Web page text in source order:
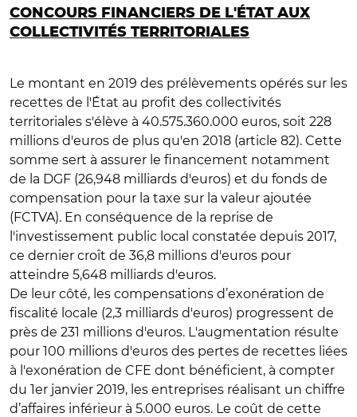
CONCOURS FINANCIERS DE L'ÉTAT AUX
COLLECTIVITÉS TERRITORIALES
Le montant en 2019 des prélèvements opérés sur les
recettes de l'État au profit des collectivités
territoriales s'élève à 40.575.360.000 euros, soit 228
millions d'euros de plus qu'en 2018 (article 82). Cette
somme sert à assurer le financement notamment
de la DGF (26,948 milliards d'euros) et du fonds de
compensation pour la taxe sur la valeur ajoutée
(FCTVA). En conséquence de la reprise de
l'investissement public local constatée depuis 2017,
ce dernier croît de 36,8 millions d'euros pour
atteindre 5,648 milliards d'euros.
De leur côté, les compensations d’exonération de
fiscalité locale (2,3 milliards d'euros) progressent de
près de 231 millions d'euros. L'augmentation résulte
pour 100 millions d'euros des pertes de recettes liées
à l'exonération de CFE dont bénéficient, à compter
du 1er janvier 2019, les entreprises réalisant un chiffre
d’affaires inférieur à 5.000 euros. Le coût de cette